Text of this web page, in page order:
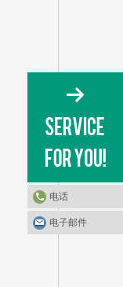
电话
电子邮件